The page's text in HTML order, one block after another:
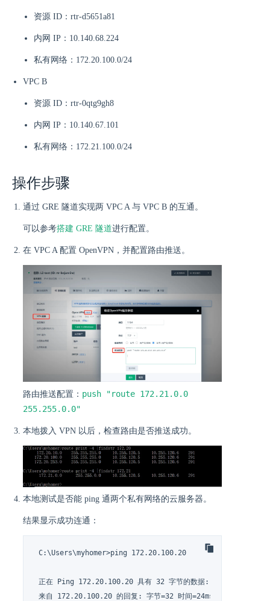
资源 ID：rtr-d5651a81
内网 IP：10.140.68.224
私有网络：172.20.100.0/24
VPC B
资源 ID：rtr-0qtg9gh8
内网 IP：10.140.67.101
私有网络：172.21.100.0/24
操作步骤
通过 GRE 隧道实现两 VPC A 与 VPC B 的互通。
​可以参考搭建 GRE 隧道进行配置。
在 VPC A 配置 OpenVPN，并配置路由推送。
路由推送配置： push "route 172.21.0.0
255.255.0.0"
本地拨入 VPN 以后，检查路由是否推送成功。
本地测试是否能 ping 通两个私有网络的云服务器。
结果显示成功连通：
C:\Users\myhomer>ping 172.20.100.20
正在 Ping 172.20.100.20 具有 32 字节的数据:
来自 172.20.100.20 的回复: 字节=32 时间=24ms TTL=62